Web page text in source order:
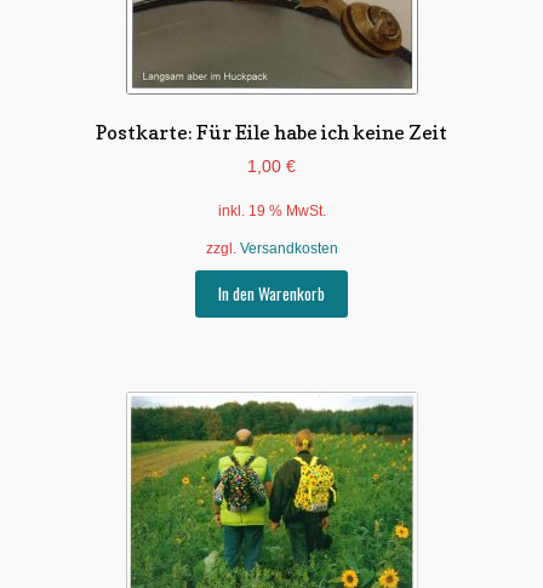
Postkarte: Für Eile habe ich keine Zeit
1,00 €
inkl. 19 % MwSt.
zzgl. Versandkosten
In den Warenkorb